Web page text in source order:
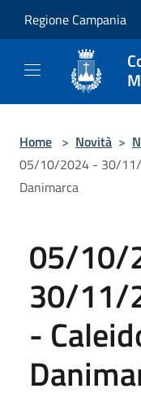
Regione Campania
Home > Novità >
05/10/2024 - 30/11/
Danimarca
05/10/
30/11/
-